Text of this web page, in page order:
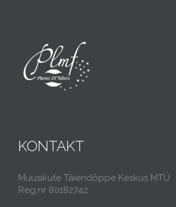
KONTAKT
Muusikute Täiendõppe Keskus MTÜ
Reg.nr 80182742